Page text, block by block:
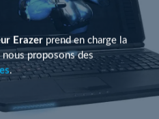
Erazer prend en charge la
proposons des
.